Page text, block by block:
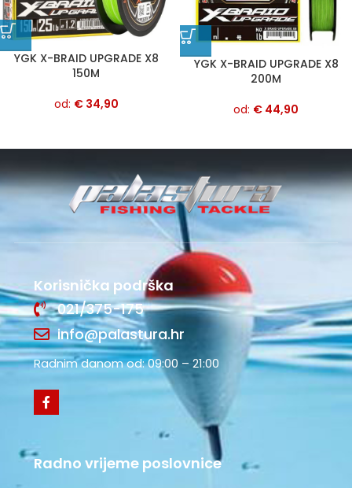
YGK X-BRAID UPGRADE X8
150M
od: €34,90
YGK X-BRAID UPGRADE X8
200M
od: € 44,90
Korisnička podrška
021/375-175
info@palastura.hr
Radnim danom od: 09:00 – 21:00
Radno vrijeme poslovnice